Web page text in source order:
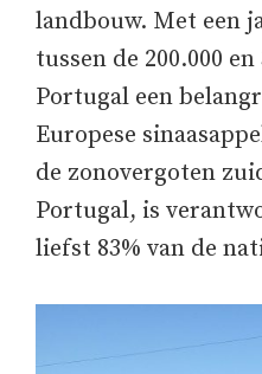
landbouw. Met een
tussen de 200.000
Portugal een
Europese
de zonovergoten
Portugal, is
liefst 83% van de